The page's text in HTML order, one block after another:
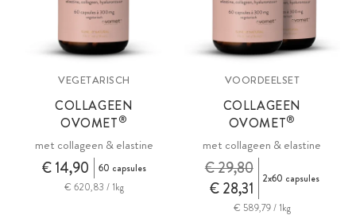
VEGETARISCH
COLLAGEEN
OVOMET®
met collageen & elastine
€ 14,90
60 capsules
€ 620,83 / 1kg
VOORDEELSET
COLLAGEEN
OVOMET®
met collageen & elastine
€ 28,31
€ 29,80 2x60 capsules
€ 589,79 / 1kg